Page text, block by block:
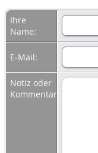
Ihre
Name:
E-Mail:
Notiz oder
Kommentar: